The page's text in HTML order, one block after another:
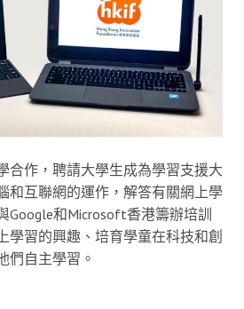
合作，聘請大學生成為學習支援大
和互聯網的運作，解答有關網上學
Google和Microsoft香港籌辦培訓
學習的興趣、培育學童在科技和創
們自主學習。